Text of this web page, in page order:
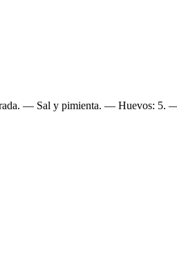
— Sal y pimienta. — Huevos: 5.